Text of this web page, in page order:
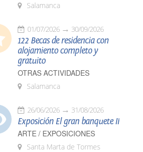
Salamanca
01/07/2026 30/09/2026
122 Becas de residencia con
alojamiento completo y
gratuito
OTRAS ACTIVIDADES
Salamanca
26/06/2026 31/08/2026
Exposición El gran banquete II
ARTE / EXPOSICIONES
Santa Marta de Tormes